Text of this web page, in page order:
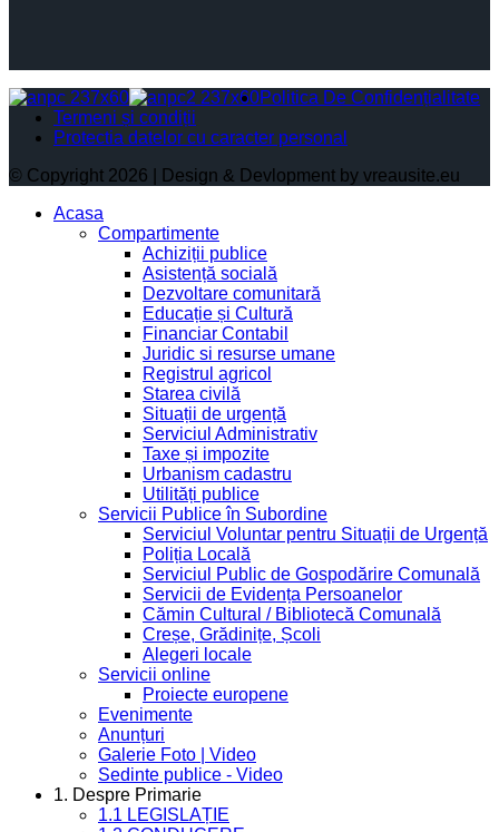
Politica De Confidențialitate
Termeni și condiții
Protectia datelor cu caracter personal
© Copyright 2026 | Design & Devlopment by vreausite.eu
Acasa
Compartimente
Achiziții publice
Asistență socială
Dezvoltare comunitară
Educație și Cultură
Financiar Contabil
Juridic si resurse umane
Registrul agricol
Starea civilă
Situații de urgență
Serviciul Administrativ
Taxe și impozite
Urbanism cadastru
Utilități publice
Servicii Publice în Subordine
Serviciul Voluntar pentru Situații de Urgență
Poliția Locală
Serviciul Public de Gospodărire Comunală
Servicii de Evidența Persoanelor
Cămin Cultural / Bibliotecă Comunală
Creșe, Grădinițe, Școli
Alegeri locale
Servicii online
Proiecte europene
Evenimente
Anunțuri
Galerie Foto | Video
Sedinte publice - Video
1. Despre Primarie
1.1 LEGISLAȚIE